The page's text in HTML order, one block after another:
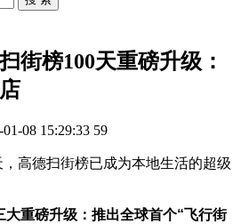
街榜100天重磅升级：
01-08 15:29:33 59
高德扫街榜已成为本地生活的超级
重磅升级：推出全球首个“飞行街